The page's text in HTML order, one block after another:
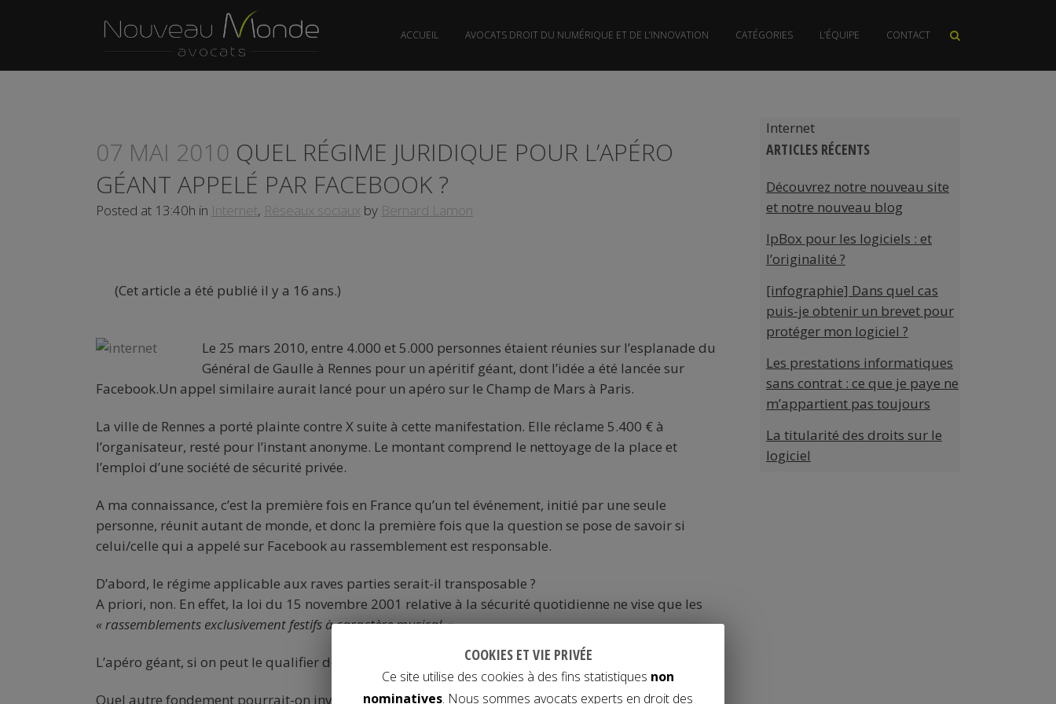
ACCUEIL AVOCATS DROIT DU NUMÉRIQUE ET DE L’INNOVATION CATÉGORIES L’ÉQUIPE CONTACT
07 MAI 2010 QUEL RÉGIME JURIDIQUE POUR L’APÉRO
GÉANT APPELÉ PAR FACEBOOK ?
Posted at 13:40h in Internet, Réseaux sociaux by Bernard Lamon
(Cet article a été publié il y a 16 ans.)
Le 25 mars 2010, entre 4.000 et 5.000 personnes étaient réunies sur l’esplanade du
Général de Gaulle à Rennes pour un apéritif géant, dont l’idée a été lancée sur
Facebook.Un appel similaire aurait lancé pour un apéro sur le Champ de Mars à Paris.
La ville de Rennes a porté plainte contre X suite à cette manifestation. Elle réclame 5.400 € à
l’organisateur, resté pour l’instant anonyme. Le montant comprend le nettoyage de la place et
l’emploi d’une société de sécurité privée.
A ma connaissance, c’est la première fois en France qu’un tel événement, initié par une seule
personne, réunit autant de monde, et donc la première fois que la question se pose de savoir si
celui/celle qui a appelé sur Facebook au rassemblement est responsable.
D’abord, le régime applicable aux raves parties serait-il transposable ?
A priori, non. En effet, la loi du 15 novembre 2001 relative à la sécurité quotidienne ne vise que les
« rassemblements exclusivement festifs à caractère musical. »
L’apéro géant, si on peut le qualifier de festif, n’avait en revanche aucun caractère musical.
Quel autre fondement pourrait-on invoquer ?
Internet
ARTICLES RÉCENTS
Découvrez notre nouveau site
et notre nouveau blog
IpBox pour les logiciels : et
l’originalité ?
[infographie] Dans quel cas
puis-je obtenir un brevet pour
protéger mon logiciel ?
Les prestations informatiques
sans contrat : ce que je paye ne
m’appartient pas toujours
La titularité des droits sur le
logiciel
COOKIES ET VIE PRIVÉE
Ce site utilise des cookies à des fins statistiques non
nominatives. Nous sommes avocats experts en droit des